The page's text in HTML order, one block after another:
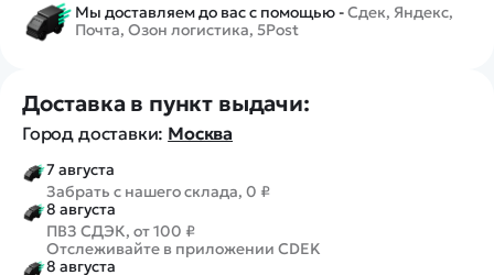
Мы доставляем до вас с помощью -Сдек, Яндекс,
Почта, Озон логистика, 5Post
Доставка в пункт выдачи:
Город доставки: Москва
7 августа
Забрать с нашего склада, 0 ₽
8 августа
ПВЗ СДЭК, от 100 ₽
Отслеживайте в приложении CDEK
8 августа